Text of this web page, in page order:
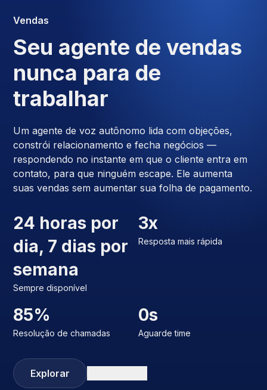
Vendas
Seu agente de vendas
nunca para de
trabalhar
Um agente de voz autônomo lida com objeções,
constrói relacionamento e fecha negócios —
respondendo no instante em que o cliente entra em
contato, para que ninguém escape. Ele aumenta
suas vendas sem aumentar sua folha de pagamento.
24 horas por
dia, 7 dias por
semana
Sempre disponível
3x
Resposta mais rápida
85%
Resolução de chamadas
0s
Aguarde time
Explorar